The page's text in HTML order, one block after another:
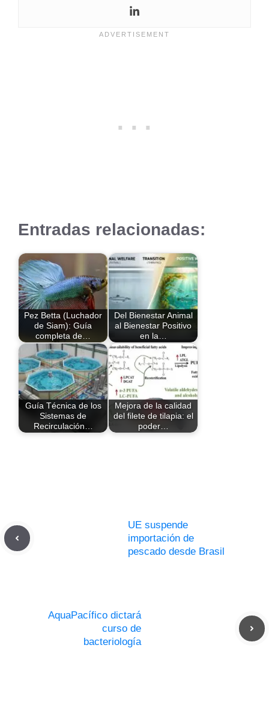
Entradas relacionadas:
Pez Betta (Luchador
de Siam): Guía
completa de…
Del Bienestar Animal
al Bienestar Positivo
en la…
Guía Técnica de los
Sistemas de
Recirculación…
Mejora de la calidad
del filete de tilapia: el
poder…
UE suspende
importación de
pescado desde Brasil
AquaPacífico dictará
curso de
bacteriología